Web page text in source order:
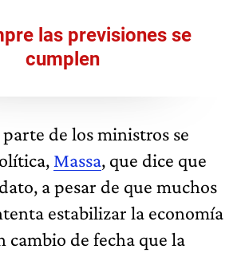
las previsiones se
cumplen
de los ministros se
Massa, que dice que
a pesar de que muchos
estabilizar la economía
cambio de fecha que la